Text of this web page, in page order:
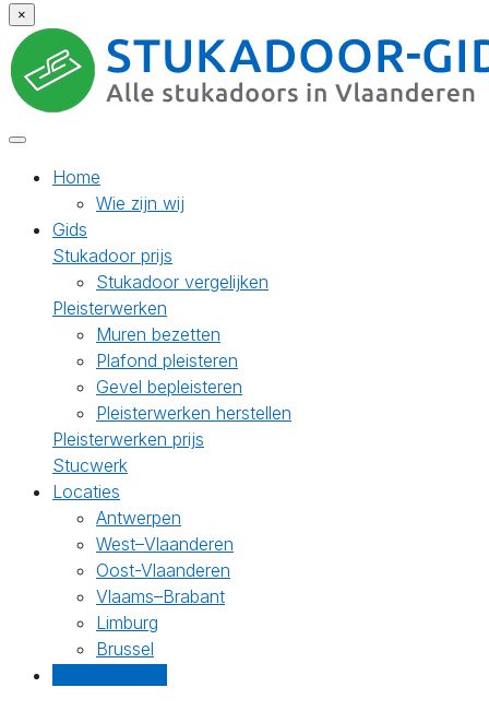
×
Home
Wie zijn wij
Gids
Stukadoor prijs
Stukadoor vergelijken
Pleisterwerken
Muren bezetten
Plafond pleisteren
Gevel bepleisteren
Pleisterwerken herstellen
Pleisterwerken prijs
Stucwerk
Locaties
Antwerpen
West–Vlaanderen
Oost-Vlaanderen
Vlaams–Brabant
Limburg
Brussel